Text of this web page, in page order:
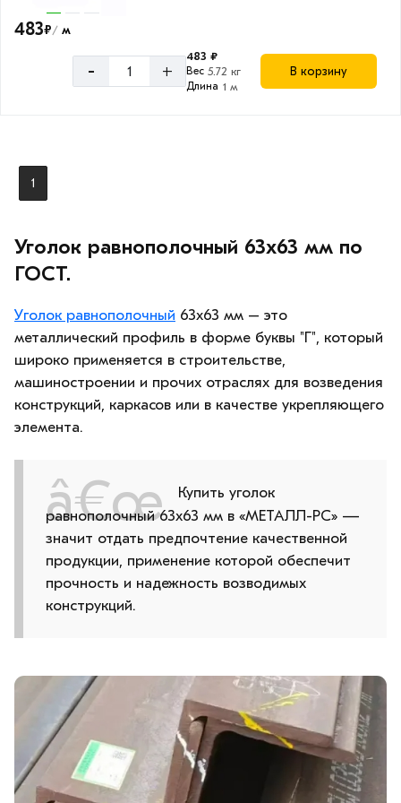
483₽/ м
- +
483 ₽
Вес 5.72 кг
Длина 1 м
В корзину
1
Уголок равнополочный 63х63 мм по
ГОСТ.
Уголок равнополочный 63х63 мм – это
металлический профиль в форме буквы "Г", который
широко применяется в строительстве,
машиностроении и прочих отраслях для возведения
конструкций, каркасов или в качестве укрепляющего
элемента.
Купить уголок
равнополочный 63х63 мм в «МЕТАЛЛ-РС» —
значит отдать предпочтение качественной
продукции, применение которой обеспечит
прочность и надежность возводимых
конструкций.